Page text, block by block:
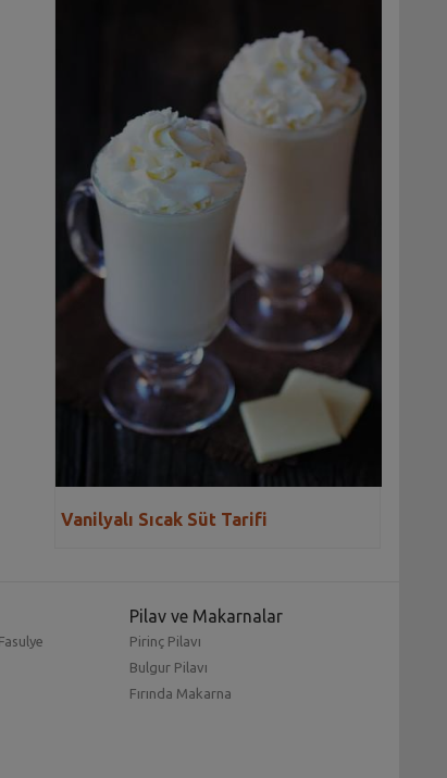
Vanilyalı Sıcak Süt Tarifi
Pilav ve Makarnalar
Pirinç Pilavı
Bulgur Pilavı
Fırında Makarna